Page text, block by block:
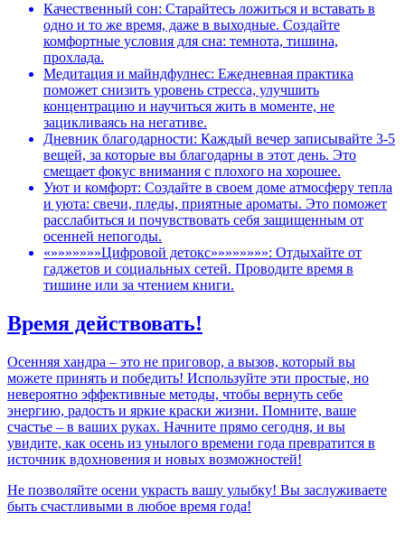
Качественный сон: Старайтесь ложиться и вставать в
одно и то же время, даже в выходные. Создайте
комфортные условия для сна: темнота, тишина,
прохлада.
Медитация и майндфулнес: Ежедневная практика
поможет снизить уровень стресса, улучшить
концентрацию и научиться жить в моменте, не
зацикливаясь на негативе.
Дневник благодарности: Каждый вечер записывайте 3-5
вещей, за которые вы благодарны в этот день. Это
смещает фокус внимания с плохого на хорошее.
Уют и комфорт: Создайте в своем доме атмосферу тепла
и уюта: свечи, пледы, приятные ароматы. Это поможет
расслабиться и почувствовать себя защищенным от
осенней непогоды.
«»»»»»»»Цифровой детокс»»»»»»»»: Отдыхайте от
гаджетов и социальных сетей. Проводите время в
тишине или за чтением книги.
Время действовать!
Осенняя хандра – это не приговор, а вызов, который вы
можете принять и победить! Используйте эти простые, но
невероятно эффективные методы, чтобы вернуть себе
энергию, радость и яркие краски жизни. Помните, ваше
счастье – в ваших руках. Начните прямо сегодня, и вы
увидите, как осень из унылого времени года превратится в
источник вдохновения и новых возможностей!
Не позволяйте осени украсть вашу улыбку! Вы заслуживаете
быть счастливыми в любое время года!